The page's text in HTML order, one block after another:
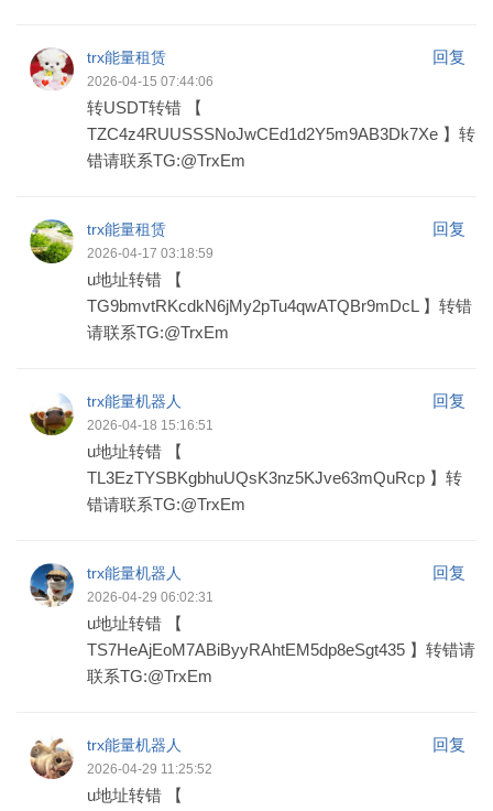
trx能量租赁 回复
2026-04-15 07:44:06
转USDT转错 【
TZC4z4RUUSSSNoJwCEd1d2Y5m9AB3Dk7Xe 】转
错请联系TG:@TrxEm
trx能量租赁 回复
2026-04-17 03:18:59
u地址转错 【
TG9bmvtRKcdkN6jMy2pTu4qwATQBr9mDcL 】转错
请联系TG:@TrxEm
trx能量机器人 回复
2026-04-18 15:16:51
u地址转错 【
TL3EzTYSBKgbhuUQsK3nz5KJve63mQuRcp 】转
错请联系TG:@TrxEm
trx能量机器人 回复
2026-04-29 06:02:31
u地址转错 【
TS7HeAjEoM7ABiByyRAhtEM5dp8eSgt435 】转错请
联系TG:@TrxEm
trx能量机器人 回复
2026-04-29 11:25:52
u地址转错 【